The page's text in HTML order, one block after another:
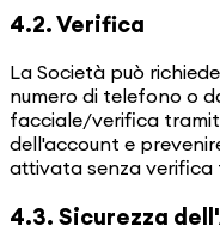
4.2. Verifica
La Società può
numero di telefono o
facciale/verifica
dell'account e
attivata senza verifica
4.3. Sicurezza